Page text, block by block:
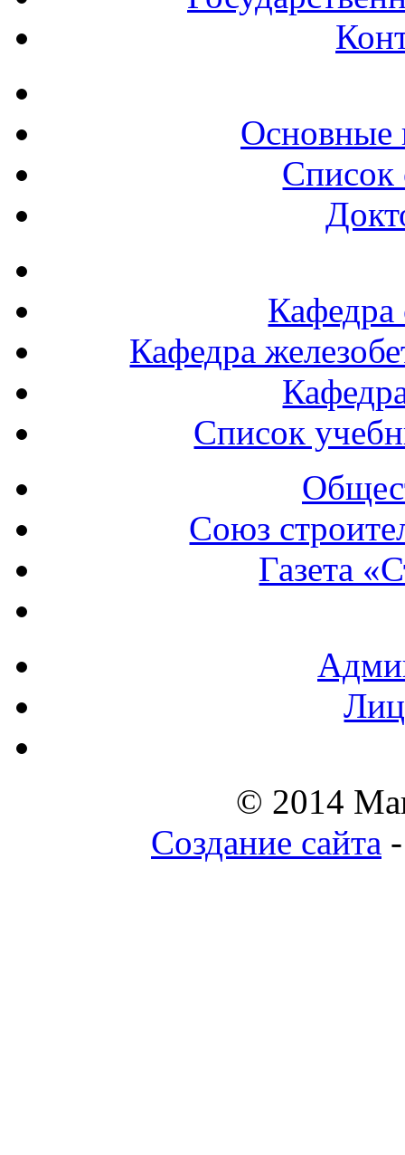
Основные
Список
Кафедра
Кафедра
Список
Союз
Газета
© 2014
Создание сайта